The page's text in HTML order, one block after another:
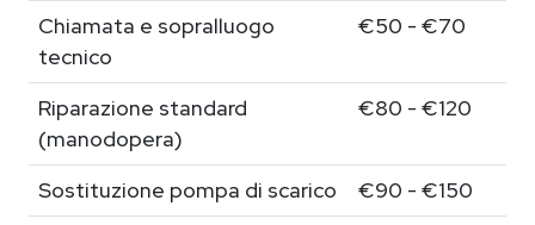
Chiamata e sopralluogo
tecnico
€50 - €70
Riparazione standard
(manodopera)
€80 - €120
Sostituzione pompa di scarico
€90 - €150